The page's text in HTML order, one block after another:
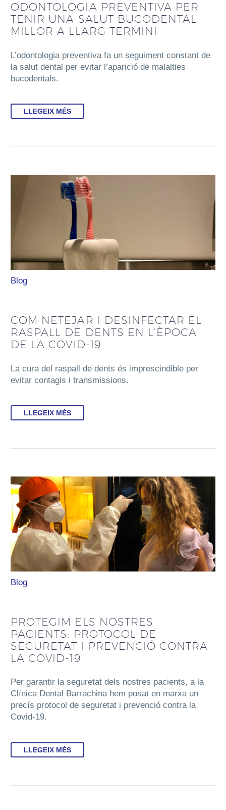
ODONTOLOGIA PREVENTIVA PER
TENIR UNA SALUT BUCODENTAL
MILLOR A LLARG TERMINI
L’odontologia preventiva fa un seguiment constant de
la salut dental per evitar l’aparició de malalties
bucodentals.
LLEGEIX MÉS
Blog
COM NETEJAR I DESINFECTAR EL
RASPALL DE DENTS EN L’ÈPOCA
DE LA COVID-19
La cura del raspall de dents és imprescindible per
evitar contagis i transmissions.
LLEGEIX MÉS
Blog
PROTEGIM ELS NOSTRES
PACIENTS: PROTOCOL DE
SEGURETAT I PREVENCIÓ CONTRA
LA COVID-19
Per garantir la seguretat dels nostres pacients, a la
Clínica Dental Barrachina hem posat en marxa un
precís protocol de seguretat i prevenció contra la
Covid-19.
LLEGEIX MÉS